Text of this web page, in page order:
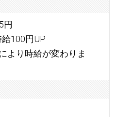
円
100円UP
より時給が変わりま